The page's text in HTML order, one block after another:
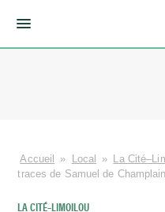
Accueil » Local » La
traces de Samuel de Champlain
LA CITÉ–LIMOILOU